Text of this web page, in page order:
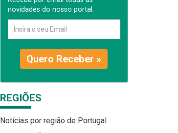
novidades do nosso portal.
Quero Receber »
REGIÕES
Notícias por região de Portugal